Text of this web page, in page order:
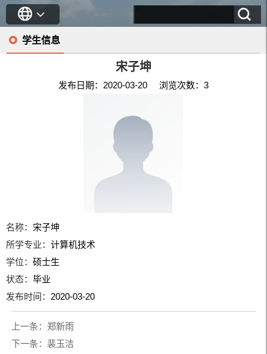
学生信息
宋子坤
发布日期：2020-03-20 浏览次数： 3
名称： 宋子坤
所学专业：计算机技术
学位：硕士生
状态：毕业
发布时间： 2020-03-20
上一条： 郑新雨
下一条： 裴玉洁